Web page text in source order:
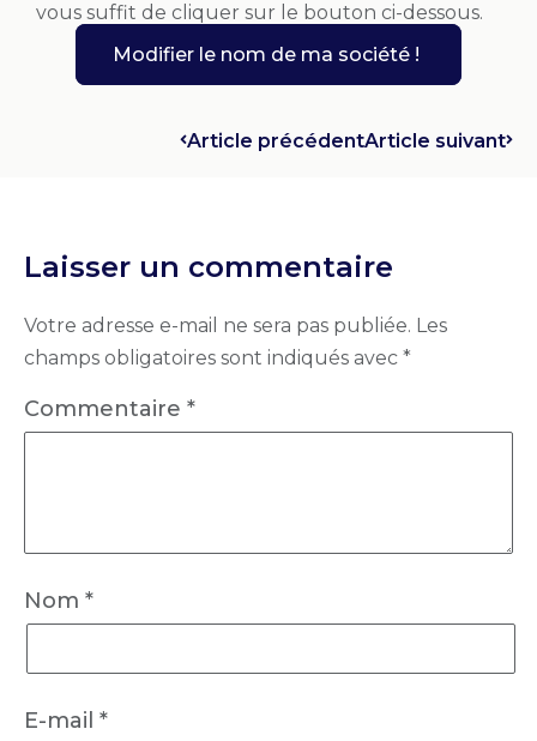
vous suffit de cliquer sur le bouton ci-dessous.
Modifier le nom de ma société !
Article précédentArticle suivant
Laisser un commentaire
Votre adresse e-mail ne sera pas publiée. Les
champs obligatoires sont indiqués avec *
Commentaire *
Nom *
E-mail *